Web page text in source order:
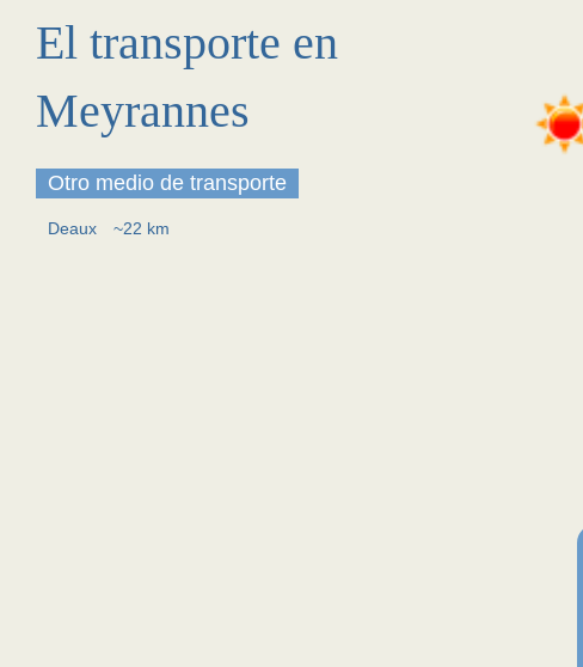
El transporte en
Meyrannes
Otro medio de transporte
Deaux ~22 km